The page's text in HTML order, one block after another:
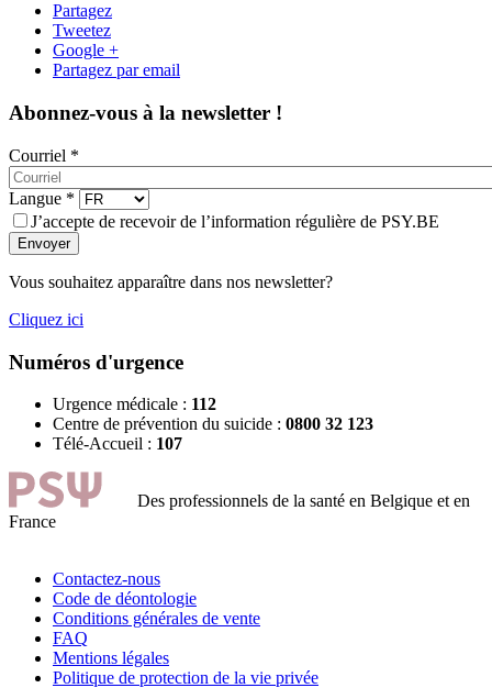
Partagez
Tweetez
Google +
Partagez par email
Abonnez-vous à la newsletter !
Courriel *
Langue *
J’accepte de recevoir de l’information régulière de PSY.BE
Envoyer
Vous souhaitez apparaître dans nos newsletter?
Cliquez ici
Numéros d'urgence
Urgence médicale : 112
Centre de prévention du suicide : 0800 32 123
Télé-Accueil : 107
Des professionnels de la santé en Belgique et en
France
Contactez-nous
Code de déontologie
Conditions générales de vente
FAQ
Mentions légales
Politique de protection de la vie privée